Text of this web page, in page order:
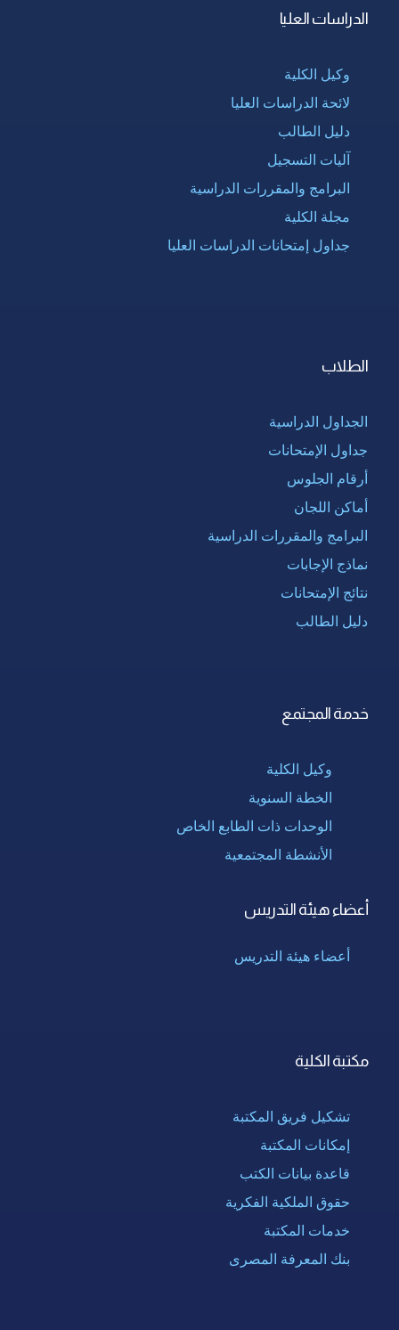
الدراسات العليا
وكيل الكلية
لائحة الدراسات العليا
دليل الطالب
آليات التسجيل
البرامج والمقررات الدراسية
مجلة الكلية
جداول إمتحانات الدراسات العليا
الطلاب
الجداول الدراسية
جداول الإمتحانات
أرقام الجلوس
أماكن اللجان
البرامج والمقررات الدراسية
نماذج الإجابات
نتائج الإمتحانات
دليل الطالب
خدمة المجتمع
وكيل الكلية
الخطة السنوية
الوحدات ذات الطابع الخاص
الأنشطة المجتمعية
أعضاء هيئة التدريس
أعضاء هيئة التدريس
مكتبة الكلية
تشكيل فريق المكتبة
إمكانات المكتبة
قاعدة بيانات الكتب
حقوق الملكية الفكرية
خدمات المكتبة
بنك المعرفة المصرى